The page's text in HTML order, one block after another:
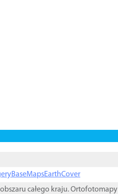
całego kraju. Ortofotomapy